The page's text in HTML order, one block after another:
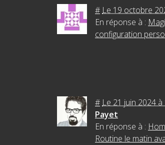
# Le 19 octobre
En réponse à :
configuration
# Le 21 juin 2024 à
Payet
En réponse à :
Routine le matin